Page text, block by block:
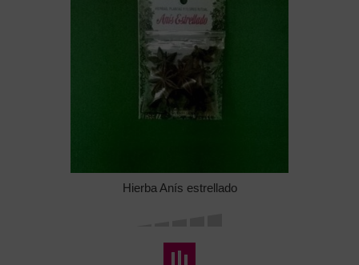
Hierba Anís estrellado